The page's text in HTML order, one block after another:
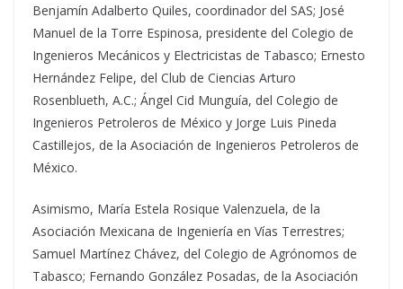
Benjamín Adalberto Quiles, coordinador del SAS; José
Manuel de la Torre Espinosa, presidente del Colegio de
Ingenieros Mecánicos y Electricistas de Tabasco; Ernesto
Hernández Felipe, del Club de Ciencias Arturo
Rosenblueth, A.C.; Ángel Cid Munguía, del Colegio de
Ingenieros Petroleros de México y Jorge Luis Pineda
Castillejos, de la Asociación de Ingenieros Petroleros de
México.
Asimismo, María Estela Rosique Valenzuela, de la
Asociación Mexicana de Ingeniería en Vías Terrestres;
Samuel Martínez Chávez, del Colegio de Agrónomos de
Tabasco; Fernando González Posadas, de la Asociación